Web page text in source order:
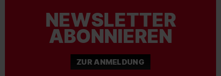
NEWSLETTER
ABONNIEREN
ZUR ANMELDUNG